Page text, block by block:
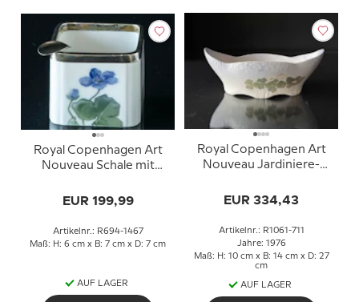
Royal Copenhagen Art
Nouveau Schale mit
694/1467
EUR 199,99
Artikelnr.: R694-1467
Maß: H: 6 cm x B: 7 cm x D: 7 cm
AUF LAGER
Royal Copenhagen Art
Nouveau Jardiniere-
EUR 334,43
Artikelnr.: R1061-711
Jahre: 1976
Maß: H: 10 cm x B: 14 cm x D: 27
cm
AUF LAGER